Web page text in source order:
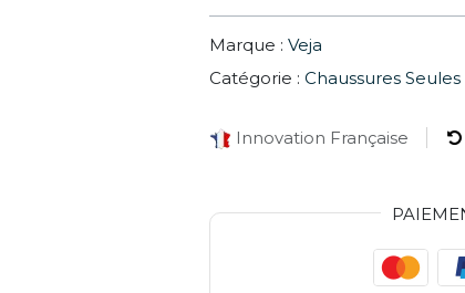
Marque : Veja
Catégorie : Chaussures Seules
Innovation Française